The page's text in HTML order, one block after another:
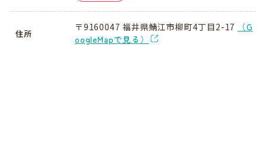
住所
〒9160047 福井県鯖江市柳町4丁目2-17
（G
oogleMapで見る）